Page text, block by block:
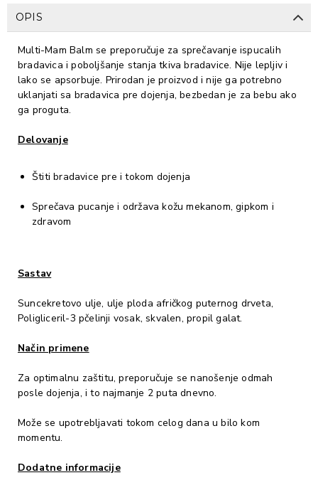
OPIS
Multi-Mam Balm se preporučuje za sprečavanje ispucalih
bradavica i poboljšanje stanja tkiva bradavice. Nije lepljiv i
lako se apsorbuje. Prirodan je proizvod i nije ga potrebno
uklanjati sa bradavica pre dojenja, bezbedan je za bebu ako
ga proguta.
Delovanje
Štiti bradavice pre i tokom dojenja
Sprečava pucanje i održava kožu mekanom, gipkom i
zdravom
Sastav
Suncekretovo ulje, ulje ploda afričkog puternog drveta,
Poligliceril-3 pčelinji vosak, skvalen, propil galat.
Način primene
Za optimalnu zaštitu, preporučuje se nanošenje odmah
posle dojenja, i to najmanje 2 puta dnevno.
Može se upotrebljavati tokom celog dana u bilo kom
momentu.
Dodatne informacije